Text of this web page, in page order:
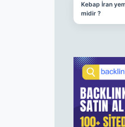
Kebap İran
midir ?